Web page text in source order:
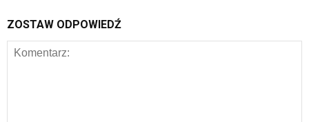
ZOSTAW ODPOWIEDŹ